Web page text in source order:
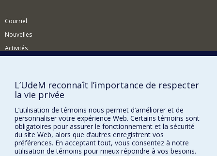
Courriel
Nouvelles
Activités
BESOIN D'AIDE?
Plan du site
Signaler une erreur
Accessibilité
FACULTÉ DES ARTS ET DES SCIENCES
L’UdeM reconnaît l’importance de respecter
la vie privée
L’utilisation de témoins nous permet d’améliorer et de
personnaliser votre expérience Web. Certains témoins sont
obligatoires pour assurer le fonctionnement et la sécurité
du site Web, alors que d’autres enregistrent vos
préférences. En acceptant tout, vous consentez à notre
utilisation de témoins pour mieux répondre à vos besoins.